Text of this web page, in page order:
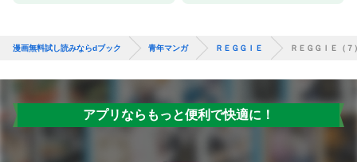
漫画無料試し読みならdブック 青年マンガ ＲＥＧＧＩＥ ＲＥＧＧＩＥ（７
アプリならもっと便利で快適に！